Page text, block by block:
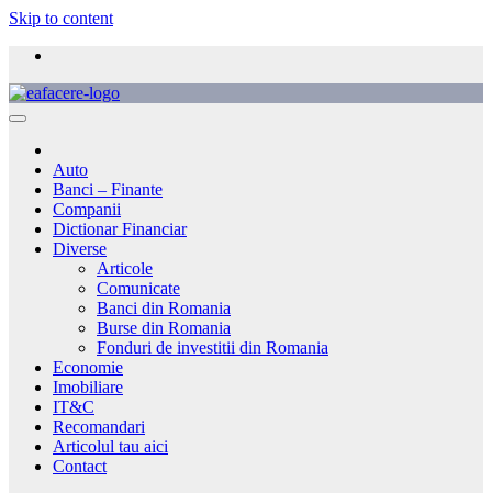
Skip to content
Auto
Banci – Finante
Companii
Dictionar Financiar
Diverse
Articole
Comunicate
Banci din Romania
Burse din Romania
Fonduri de investitii din Romania
Economie
Imobiliare
IT&C
Recomandari
Articolul tau aici
Contact